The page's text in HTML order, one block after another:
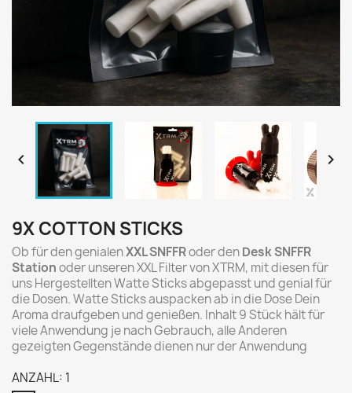
 
9X COTTON STICKS
Ob für den genialenXXL SNFFRoder denDesk SNFFR
Stationoder unseren XXL Filter von XTRM, mit diesen für
uns Hergestellten Watte Sticks abgepasst und genial für
die Dosen. Watte Sticks auspacken ab in die Dose Dein
Aroma draufgeben und genießen. Inhalt 9 Stück hält für
viele Anwendung je nach Gebrauch, alle Anderen
gezeigten Gegenstände dienen nur der Anwendung
ANZAHL: 1